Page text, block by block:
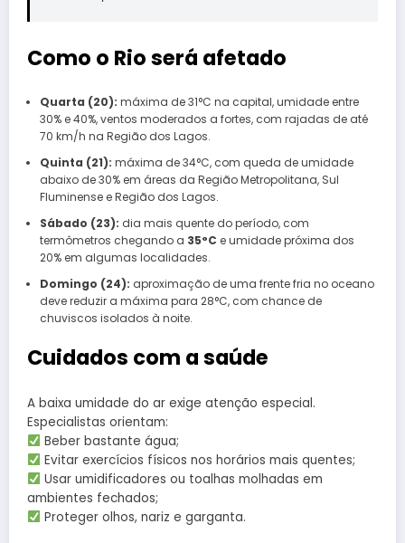
Como o Rio será afetado
Quarta (20): máxima de 31°C na capital, umidade entre
30% e 40%, ventos moderados a fortes, com rajadas de até
70 km/h na Região dos Lagos.
Quinta (21): máxima de 34°C, com queda de umidade
abaixo de 30% em áreas da Região Metropolitana, Sul
Fluminense e Região dos Lagos.
Sábado (23): dia mais quente do período, com
termômetros chegando a 35°C e umidade próxima dos
20% em algumas localidades.
Domingo (24): aproximação de uma frente fria no oceano
deve reduzir a máxima para 28°C, com chance de
chuviscos isolados à noite.
Cuidados com a saúde
A baixa umidade do ar exige atenção especial.
Especialistas orientam:
Beber bastante água;
Evitar exercícios físicos nos horários mais quentes;
Usar umidificadores ou toalhas molhadas em
ambientes fechados;
Proteger olhos, nariz e garganta.